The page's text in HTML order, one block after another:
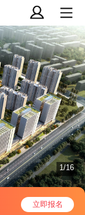
立即报名
1/16